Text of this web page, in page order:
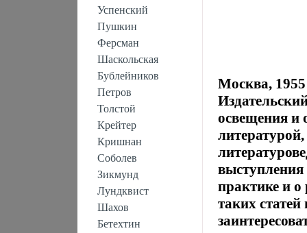
Успенский
Пушкин
Ферсман
Шаскольская
Бублейников
Петров
Толстой
Крейтер
Кришнан
Соболев
Зикмунд
Лундквист
Шахов
Бетехтин
Москва, 1955
освещения и
выступления
практике и
таких